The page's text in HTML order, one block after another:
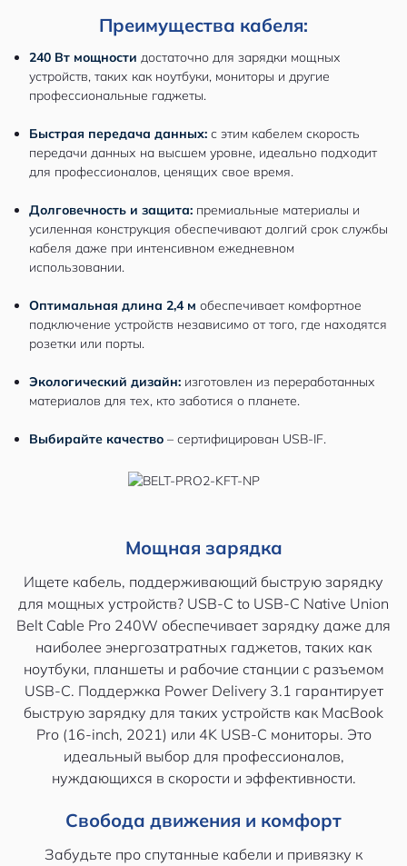
Преимущества кабеля:
240 Вт мощности достаточно для зарядки мощных
устройств, таких как ноутбуки, мониторы и другие
профессиональные гаджеты.
Быстрая передача данных: с этим кабелем скорость
передачи данных на высшем уровне, идеально подходит
для профессионалов, ценящих свое время.
Долговечность и защита: премиальные материалы и
усиленная конструкция обеспечивают долгий срок службы
кабеля даже при интенсивном ежедневном
использовании.
Оптимальная длина 2,4 м обеспечивает комфортное
подключение устройств независимо от того, где находятся
розетки или порты.
Экологический дизайн: изготовлен из переработанных
материалов для тех, кто заботися о планете.
Выбирайте качество – сертифицирован USB-IF.
Мощная зарядка
Ищете кабель, поддерживающий быструю зарядку
для мощных устройств? USB-C to USB-C Native Union
Belt Cable Pro 240W обеспечивает зарядку даже для
наиболее энергозатратных гаджетов, таких как
ноутбуки, планшеты и рабочие станции с разъемом
USB-C. Поддержка Power Delivery 3.1 гарантирует
быструю зарядку для таких устройств как MacBook
Pro (16-inch, 2021) или 4K USB-C мониторы. Это
идеальный выбор для профессионалов,
нуждающихся в скорости и эффективности.
Свобода движения и комфорт
Забудьте про спутанные кабели и привязку к